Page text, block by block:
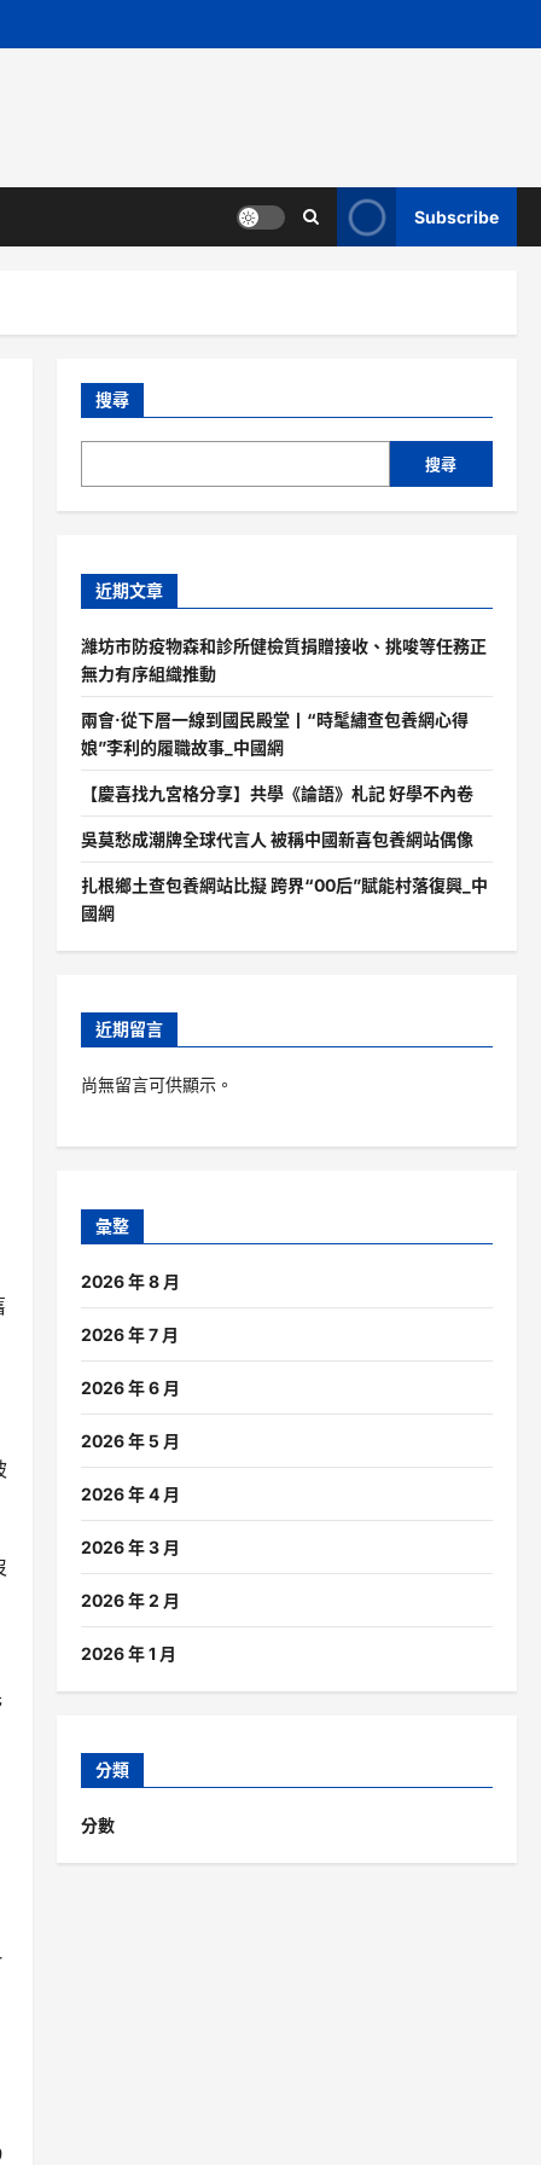
Subscribe
搜尋
搜尋
近期文章
濰坊市防疫物森和診所健檢質捐贈接收、挑唆等任務正
無力有序組織推動
兩會·從下層一線到國民殿堂丨“時髦繡查包養網心得
娘”李利的履職故事_中國網
【慶喜找九宮格分享】共學《論語》札記 好學不內卷
吳莫愁成潮牌全球代言人 被稱中國新喜包養網站偶像
扎根鄉土查包養網站比擬 跨界“00后”賦能村落復興_中
國網
近期留言
尚無留言可供顯示。
彙整
2026 年 8 月
2026 年 7 月
2026 年 6 月
2026 年 5 月
2026 年 4 月
2026 年 3 月
2026 年 2 月
2026 年 1 月
分類
分數